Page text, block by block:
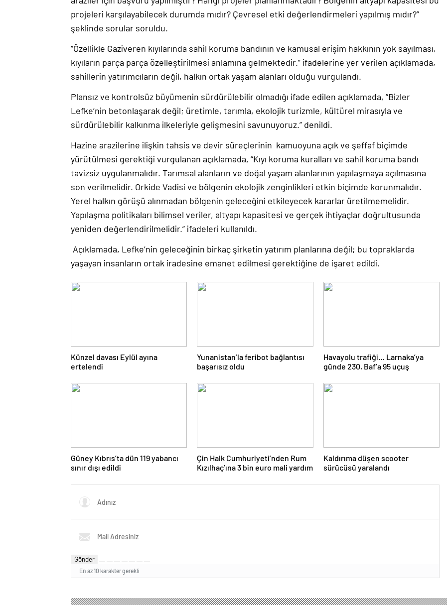
projeleri karşılayabilecek durumda mıdır? Çevresel etki değerlendirmeleri yapılmış mıdır?”
şeklinde sorular soruldu.
“Özellikle Gaziveren kıyılarında sahil koruma bandının ve kamusal erişim hakkının yok sayılması,
kıyıların parça parça özelleştirilmesi anlamına gelmektedir.” ifadelerine yer verilen açıklamada,
sahillerin yatırımcıların değil, halkın ortak yaşam alanları olduğu vurgulandı.
Plansız ve kontrolsüz büyümenin sürdürülebilir olmadığı ifade edilen açıklamada, “Bizler
Lefke’nin betonlaşarak değil; üretimle, tarımla, ekolojik turizmle, kültürel mirasıyla ve
sürdürülebilir kalkınma ilkeleriyle gelişmesini savunuyoruz.” denildi.
Hazine arazilerine ilişkin tahsis ve devir süreçlerinin kamuoyuna açık ve şeffaf biçimde
yürütülmesi gerektiği vurgulanan açıklamada, “Kıyı koruma kuralları ve sahil koruma bandı
tavizsiz uygulanmalıdır. Tarımsal alanların ve doğal yaşam alanlarının yapılaşmaya açılmasına
son verilmelidir. Orkide Vadisi ve bölgenin ekolojik zenginlikleri etkin biçimde korunmalıdır.
Yerel halkın görüşü alınmadan bölgenin geleceğini etkileyecek kararlar üretilmemelidir.
Yapılaşma politikaları bilimsel veriler, altyapı kapasitesi ve gerçek ihtiyaçlar doğrultusunda
yeniden değerlendirilmelidir.” ifadeleri kullanıldı.
Açıklamada, Lefke’nin geleceğinin birkaç şirketin yatırım planlarına değil; bu topraklarda
yaşayan insanların ortak iradesine emanet edilmesi gerektiğine de işaret edildi.
Künzel davası Eylül ayına
ertelendi
Yunanistan’la feribot bağlantısı
başarısız oldu
Havayolu trafiği… Larnaka’ya
günde 230, Baf’a 95 uçuş
Güney Kıbrıs’ta dün 119 yabancı
sınır dışı edildi
Çin Halk Cumhuriyeti’nden Rum
Kızılhaç’ına 3 bin euro mali yardım
Kaldırıma düşen scooter
sürücüsü yaralandı
Gönder
En az 10 karakter gerekli